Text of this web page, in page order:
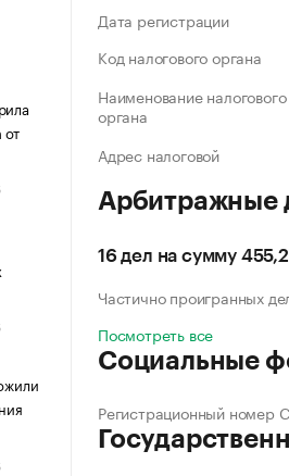
Дата регистрации
Код налогового органа
Наименование налогового
органа
Адрес налоговой
Арбитражные
16 дел на сумму
Частично проигранных
Посмотреть все
Социальные
Регистрационный номер